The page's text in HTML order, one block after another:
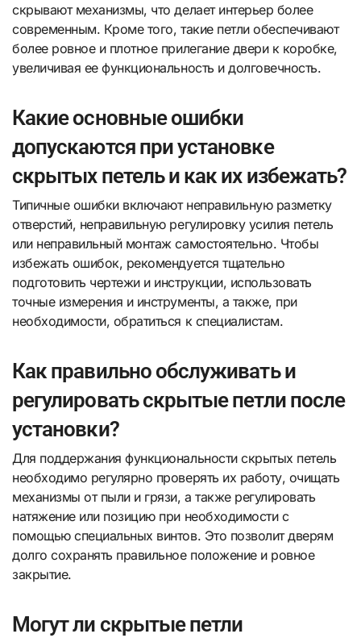
скрывают механизмы, что делает интерьер более
современным. Кроме того, такие петли обеспечивают
более ровное и плотное прилегание двери к коробке,
увеличивая ее функциональность и долговечность.
Какие основные ошибки
допускаются при установке
скрытых петель и как их избежать?
Типичные ошибки включают неправильную разметку
отверстий, неправильную регулировку усилия петель
или неправильный монтаж самостоятельно. Чтобы
избежать ошибок, рекомендуется тщательно
подготовить чертежи и инструкции, использовать
точные измерения и инструменты, а также, при
необходимости, обратиться к специалистам.
Как правильно обслуживать и
регулировать скрытые петли после
установки?
Для поддержания функциональности скрытых петель
необходимо регулярно проверять их работу, очищать
механизмы от пыли и грязи, а также регулировать
натяжение или позицию при необходимости с
помощью специальных винтов. Это позволит дверям
долго сохранять правильное положение и ровное
закрытие.
Могут ли скрытые петли